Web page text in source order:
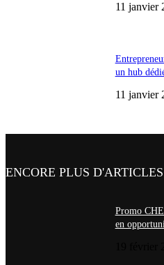
11 janvier
un hub
11 janvier
ENCORE PLUS D'ARTICLES
Promo
en